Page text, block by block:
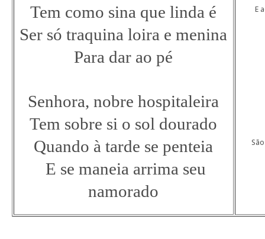
Tem como sina que linda é
Ser só traquina loira e menina
Para dar ao pé
Senhora, nobre hospitaleira
Tem sobre si o sol dourado
Quando à tarde se penteia
E se maneia arrima seu
namorado
E